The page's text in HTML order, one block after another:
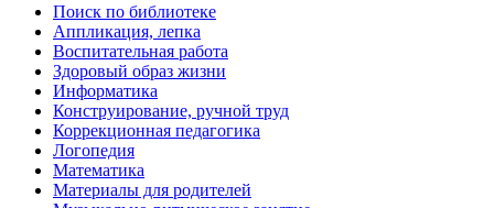
Поиск по библиотеке
Аппликация, лепка
Воспитательная работа
Здоровый образ жизни
Информатика
Конструирование, ручной труд
Коррекционная педагогика
Логопедия
Математика
Материалы для родителей